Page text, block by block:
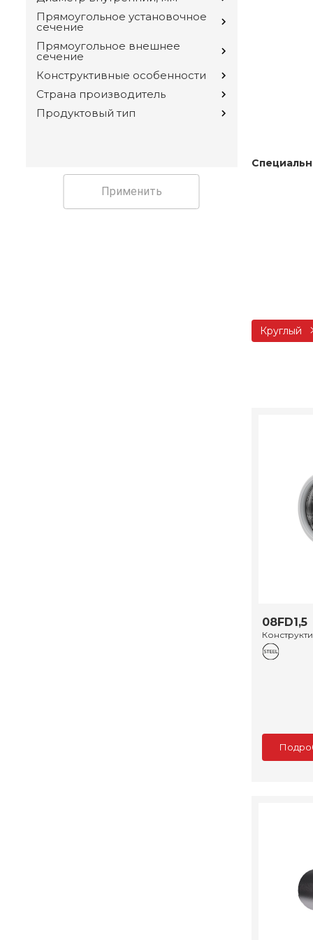
Прямоугольное установочное
сечение
Прямоугольное внешнее
сечение
Конструктивные особенности
Страна производитель
Продуктовый тип
Применить
Круглый
08FD1,5